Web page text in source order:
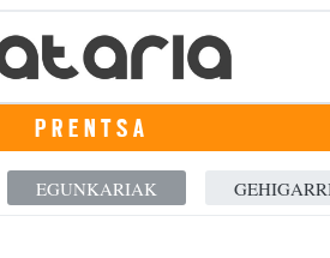
PRENTSA
EGUNKARIAK